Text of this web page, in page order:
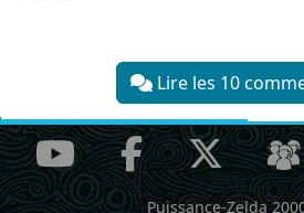
Lire les 10
Puissance-Zelda